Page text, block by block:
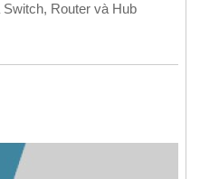
Router và Hub